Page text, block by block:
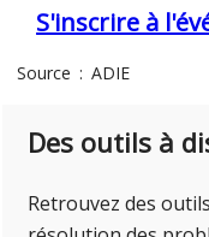
S'inscrire à
Source ADIE
Des outils à
Retrouvez des